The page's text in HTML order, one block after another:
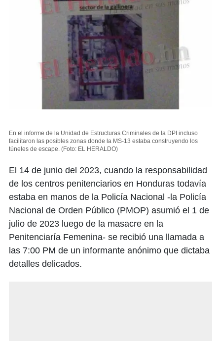
En el informe de la Unidad de Estructuras Criminales de la DPI incluso
facilitaron las posibles zonas donde la MS-13 estaba construyendo los
túneles de escape. (Foto: EL HERALDO)
El 14 de junio del 2023, cuando la responsabilidad
de los centros penitenciarios en Honduras todavía
estaba en manos de la Policía Nacional -la Policía
Nacional de Orden Público (PMOP) asumió el 1 de
julio de 2023 luego de la masacre en la
Penitenciaría Femenina- se recibió una llamada a
las 7:00 PM de un informante anónimo que dictaba
detalles delicados.